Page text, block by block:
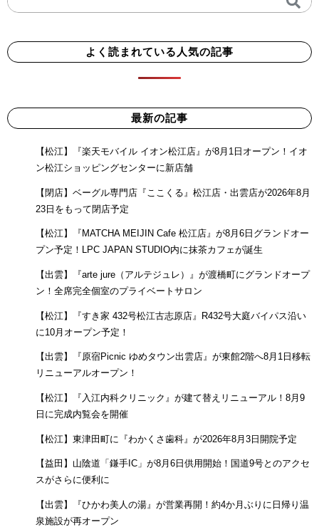
よく読まれている人気の記事
最新の記事
【松江】『楽天モバイル イオン松江店』が8月1日オープン！イオ
ン松江ショッピングセンターに新店舗
【閉店】ベーグル専門店『ここくる』松江店・出雲店が2026年8月
23日をもって閉店予定
【松江】『MATCHA MEIJIN Cafe 松江店』が8月6日グランドオー
プン予定！LPC JAPAN STUDIO内に抹茶カフェが誕生
【出雲】『arte jure（アルテジュレ）』が渡橋町にグランドオープ
ン！全席完全個室のプライベートサロン
【松江】『すき家 432号松江古志原店』R432号大庭バイパス沿い
に10月オープン予定！
【出雲】『原宿Picnic ゆめタウン出雲店』が東館2階へ8月1日移転
リニューアルオープン！
【松江】『入江内科クリニック』が建て替えリニューアル！8月9
日に完成内覧会を開催
【松江】東津田町に『わかくさ歯科』が2026年8月3日開院予定
【益田】山陰道「鎌手IC」が8月6日供用開始！国道9号とのアクセ
スがさらに便利に
【出雲】『ひかわ美人の湯』が営業再開！約4か月ぶりに日帰り温
泉施設が再オープン